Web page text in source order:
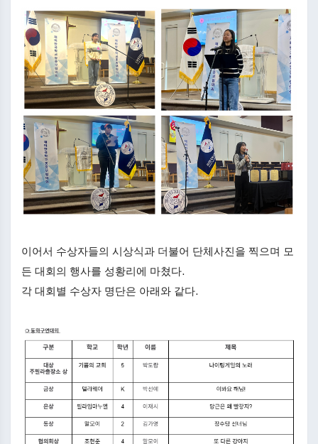
이어서 수상자들의 시상식과 더불어 단체사진을 찍으며 모
든 대회의 행사를 성황리에 마쳤다.
각 대회별 수상자 명단은 아래와 같다.